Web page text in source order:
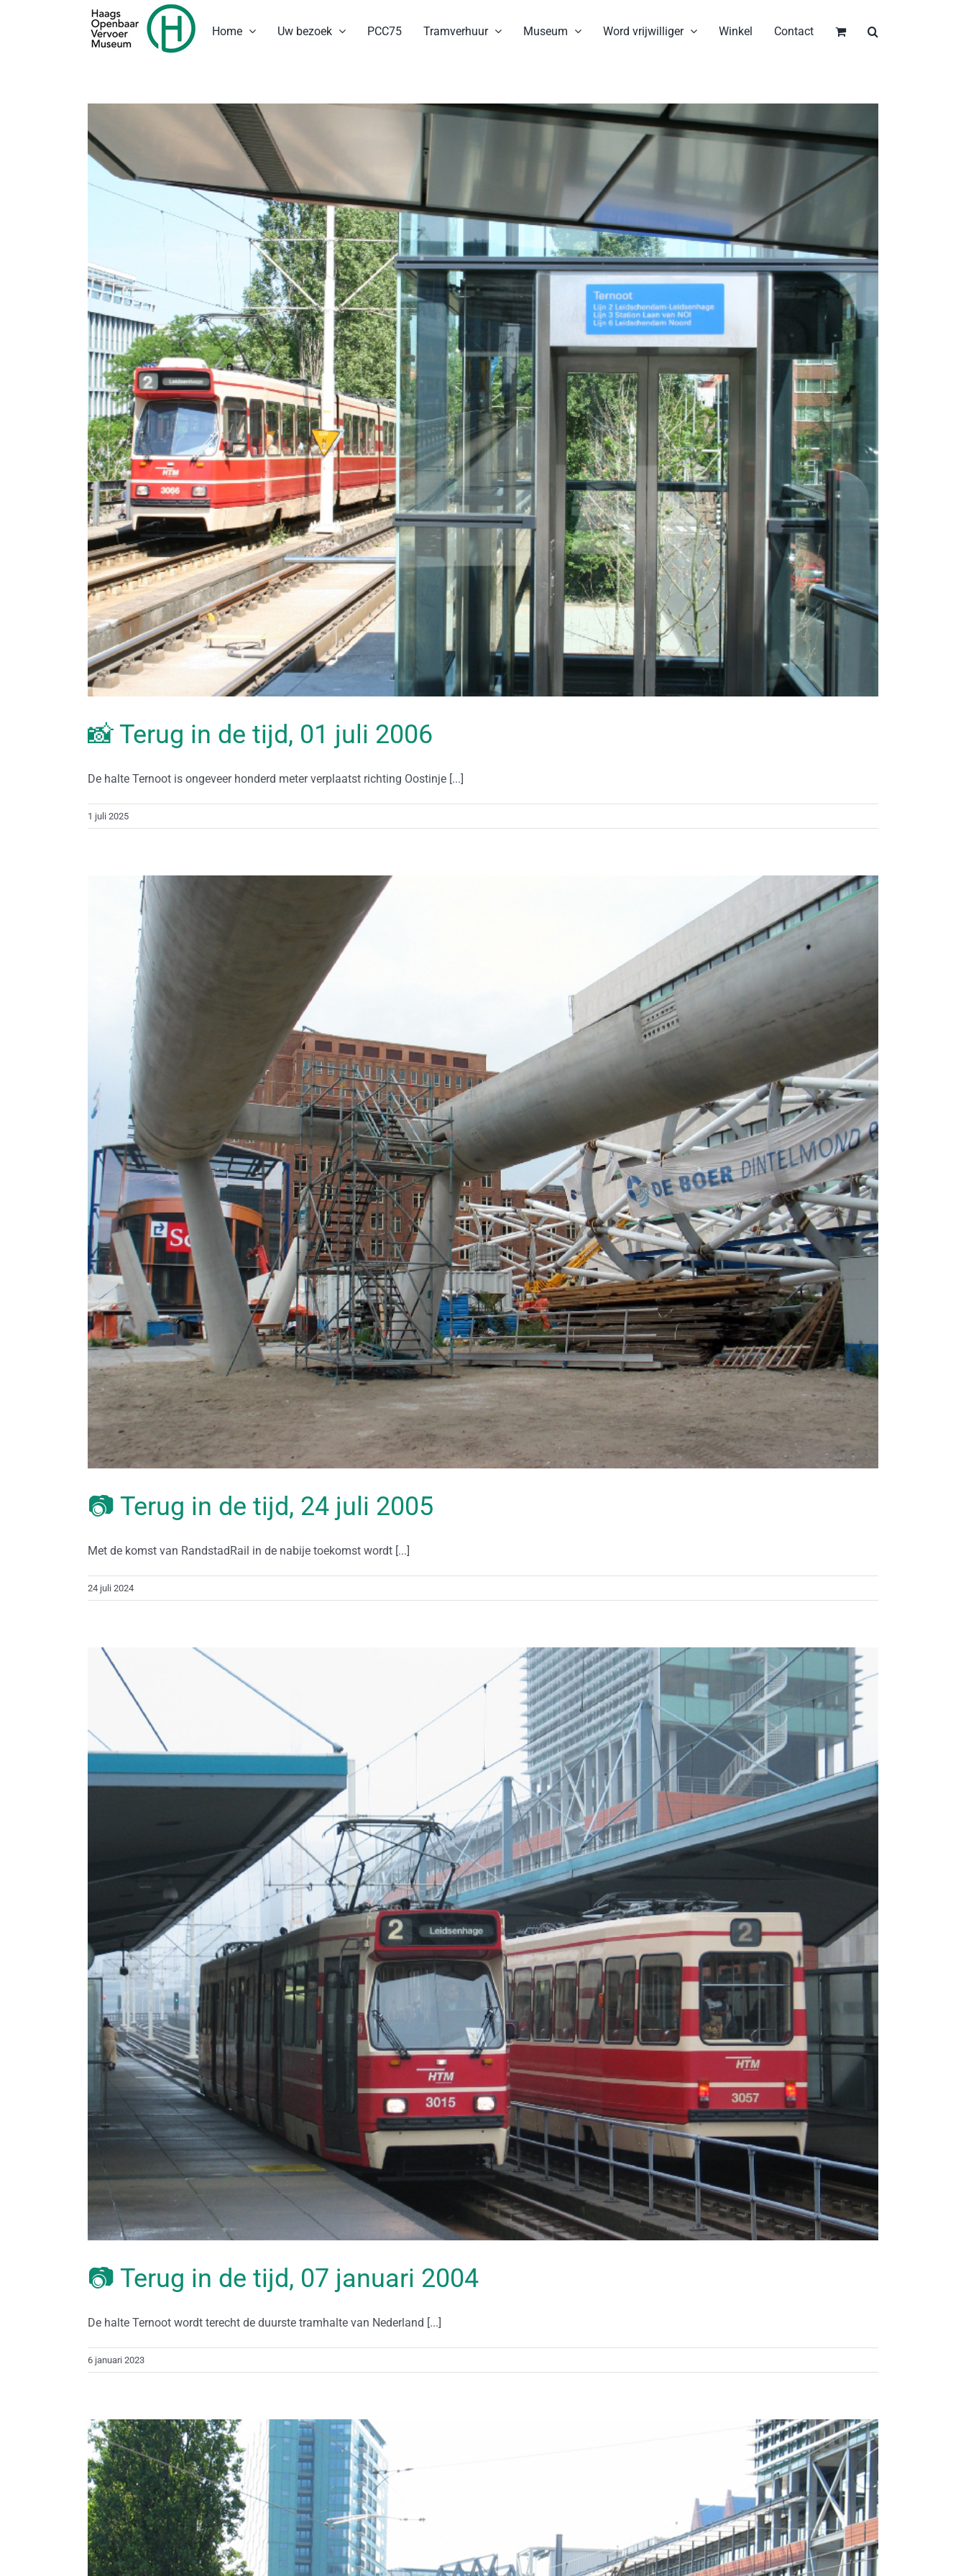
Home Uw bezoek PCC75 Tramverhuur Museum Word vrijwilliger Winkel Contact
📸 Terug in de tijd, 01 juli 2006
De halte Ternoot is ongeveer honderd meter verplaatst richting Oostinje [...]
1 juli 2025
📷 Terug in de tijd, 24 juli 2005
Met de komst van RandstadRail in de nabije toekomst wordt [...]
24 juli 2024
📷 Terug in de tijd, 07 januari 2004
De halte Ternoot wordt terecht de duurste tramhalte van Nederland [...]
6 januari 2023